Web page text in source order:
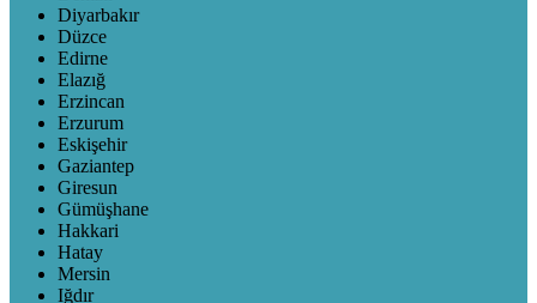
Diyarbakır
Düzce
Edirne
Elazığ
Erzincan
Erzurum
Eskişehir
Gaziantep
Giresun
Gümüşhane
Hakkari
Hatay
Mersin
Iğdır